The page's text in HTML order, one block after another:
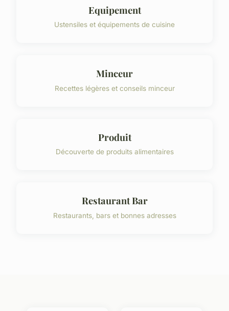
Equipement
Ustensiles et équipements de cuisine
Minceur
Recettes légères et conseils minceur
Produit
Découverte de produits alimentaires
Restaurant Bar
Restaurants, bars et bonnes adresses